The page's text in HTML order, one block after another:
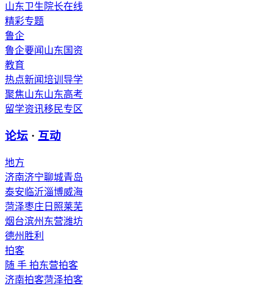
山东卫生 院长在线
精彩专题
鲁企
鲁企要闻 山东国资
教育
热点新闻培训导学
聚焦山东山东高考
留学资讯移民专区
论坛 · 互动
地方
济南济宁聊城青岛
泰安 临沂淄博威海
菏泽枣庄 日照莱芜
烟台滨州 东营潍坊
德州 胜利
拍客
随 手 拍东营拍客
济南拍客菏泽拍客